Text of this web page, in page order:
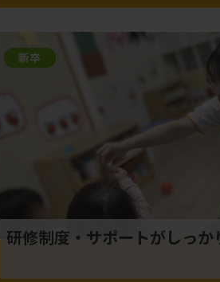
新卒
研修制度・サポートがしっか